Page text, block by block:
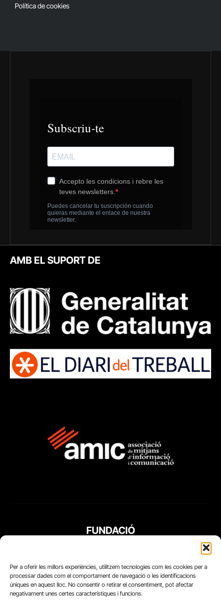
Per a oferir les millors experiències, utilitzem tecnologies com les cookies per a
processar dades com el comportament de navegació o les identificacions
úniques en aquest lloc. No consentir o retirar el consentiment, pot afectar
negativament unes certes característiques i funcions.
Política de cookies
AMB EL SUPORT DE
FUNDACIÓ